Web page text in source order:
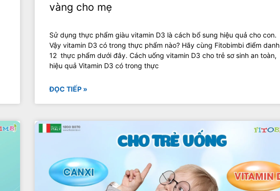
vàng cho mẹ
Sử dụng thực phẩm giàu vitamin D3 là cách bổ sung hiệu quả cho con.
Vậy vitamin D3 có trong thực phẩm nào? Hãy cùng Fitobimbi điểm danh
12 thực phẩm dưới đây. Cách uống vitamin D3 cho trẻ sơ sinh an toàn,
hiệu quả Vitamin D3 có trong thực
ĐỌC TIẾP »